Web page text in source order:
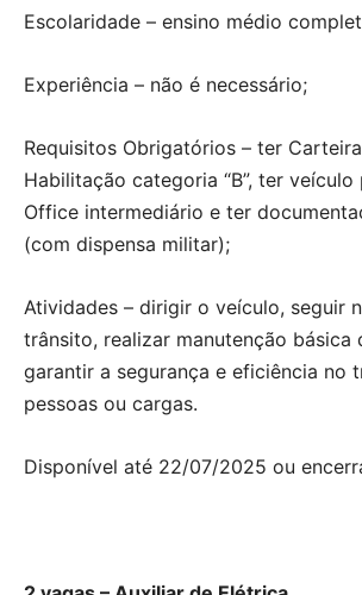
Escolaridade – ensino médio
Experiência – não é necessário;
Requisitos Obrigatórios – ter
Habilitação categoria “B”, ter
Office intermediário e ter
(com dispensa militar);
Atividades – dirigir o veículo, seguir
trânsito, realizar manutenção básica
garantir a segurança e eficiência no
pessoas ou cargas.
Disponível até 22/07/2025 ou